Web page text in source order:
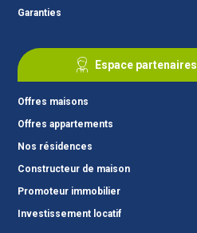
Garanties
Espace partenaires
Offres maisons
Offres appartements
Nos résidences
Constructeur de maison
Promoteur immobilier
Investissement locatif